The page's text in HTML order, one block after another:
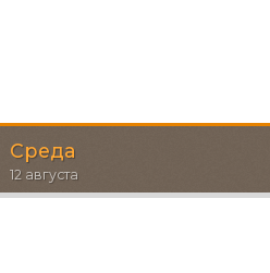
Среда
12 августа